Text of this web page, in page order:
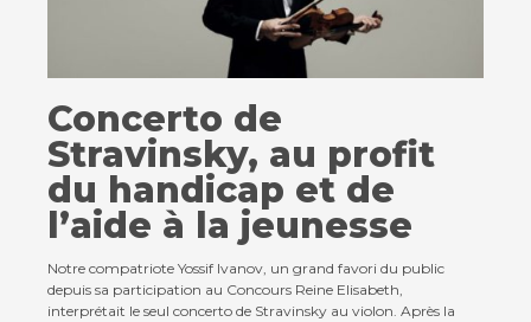
Contact
Viva for Life
Concerto de
Stravinsky, au profit
du handicap et de
l’aide à la jeunesse
Notre compatriote Yossif Ivanov, un grand favori du public
depuis sa participation au Concours Reine Elisabeth,
interprétait le seul concerto de Stravinsky au violon. Après la